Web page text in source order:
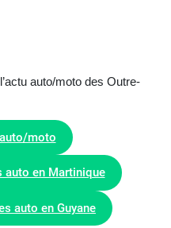
auto/moto des Outre-
moto
auto en Martinique
auto en Guyane